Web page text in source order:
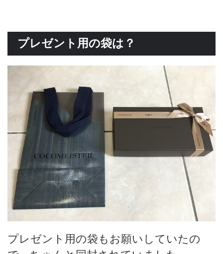
プレゼント用の袋は？
プレゼント用の袋もお願いしていたの